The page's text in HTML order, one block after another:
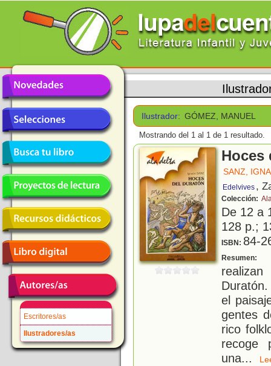
Escritores/as
Ilustradores/as
Ilustrador: GÓMEZ, MANUEL
Mostrando del 1 al 1 de 1 resultado.
Hoces
SANZ,
Edelvives ,
Colección:
De 12 a
128 p.;
ISBN: 84-
Resumen:
el
gentes
rico
recoge
una...